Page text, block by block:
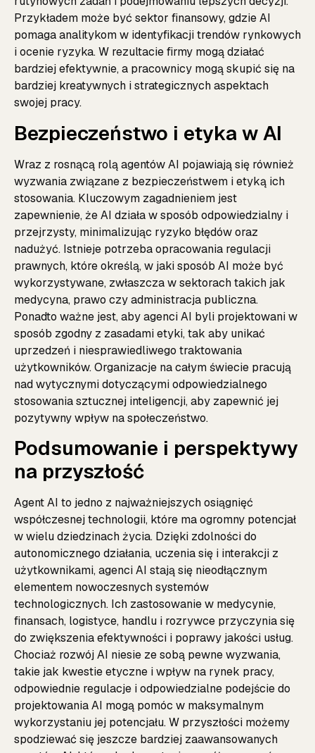
Przykładem może być sektor finansowy, gdzie AI
pomaga analitykom w identyfikacji trendów rynkowych
i ocenie ryzyka. W rezultacie firmy mogą działać
bardziej efektywnie, a pracownicy mogą skupić się na
bardziej kreatywnych i strategicznych aspektach
swojej pracy.
Bezpieczeństwo i etyka w AI
Wraz z rosnącą rolą agentów AI pojawiają się również
wyzwania związane z bezpieczeństwem i etyką ich
stosowania. Kluczowym zagadnieniem jest
zapewnienie, że AI działa w sposób odpowiedzialny i
przejrzysty, minimalizując ryzyko błędów oraz
nadużyć. Istnieje potrzeba opracowania regulacji
prawnych, które określą, w jaki sposób AI może być
wykorzystywane, zwłaszcza w sektorach takich jak
medycyna, prawo czy administracja publiczna.
Ponadto ważne jest, aby agenci AI byli projektowani w
sposób zgodny z zasadami etyki, tak aby unikać
uprzedzeń i niesprawiedliwego traktowania
użytkowników. Organizacje na całym świecie pracują
nad wytycznymi dotyczącymi odpowiedzialnego
stosowania sztucznej inteligencji, aby zapewnić jej
pozytywny wpływ na społeczeństwo.
Podsumowanie i perspektywy
na przyszłość
Agent AI to jedno z najważniejszych osiągnięć
współczesnej technologii, które ma ogromny potencjał
w wielu dziedzinach życia. Dzięki zdolności do
autonomicznego działania, uczenia się i interakcji z
użytkownikami, agenci AI stają się nieodłącznym
elementem nowoczesnych systemów
technologicznych. Ich zastosowanie w medycynie,
finansach, logistyce, handlu i rozrywce przyczynia się
do zwiększenia efektywności i poprawy jakości usług.
Chociaż rozwój AI niesie ze sobą pewne wyzwania,
takie jak kwestie etyczne i wpływ na rynek pracy,
odpowiednie regulacje i odpowiedzialne podejście do
projektowania AI mogą pomóc w maksymalnym
wykorzystaniu jej potencjału. W przyszłości możemy
spodziewać się jeszcze bardziej zaawansowanych